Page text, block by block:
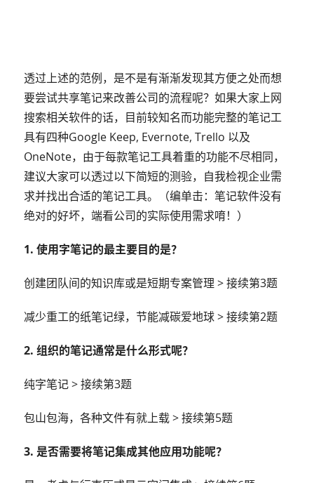
透过上述的范例，是不是有渐渐发现其方便之处而想
要尝试共享笔记来改善公司的流程呢？如果大家上网
搜索相关软件的话，目前较知名而功能完整的笔记工
具有四种Google Keep, Evernote, Trello 以及
OneNote，由于每款笔记工具着重的功能不尽相同，
建议大家可以透过以下简短的测验，自我检视企业需
求并找出合适的笔记工具。（编单击：笔记软件没有
绝对的好坏，端看公司的实际使用需求唷！）
1. 使用字笔记的最主要目的是？
创建团队间的知识库或是短期专案管理 > 接续第3题
减少重工的纸笔记绿，节能减碳爱地球 > 接续第2题
2. 组织的笔记通常是什么形式呢？
纯字笔记 > 接续第3题
包山包海，各种文件有就上载 > 接续第5题
3. 是否需要将笔记集成其他应用功能呢？